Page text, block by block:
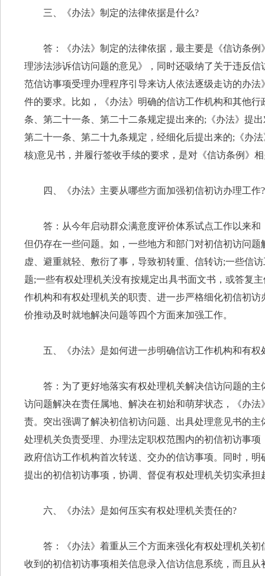
三、《办法》制定的法律依据是什么?
答：《办法》制定的法律依据，最主要是《信访条
理涉法涉诉信访问题的意见》，同时还吸纳了关于违反
范信访事项受理办理程序引导来访人依法逐级走访的办
件的要求。比如，《办法》明确的信访工作机构和其他
条、第二十一条、第二十二条规定提出来的;《办法》提
第二十一条、第二十九条规定，经细化后提出来的;《办
核)意见书，并履行签收手续的要求，是对《信访条例》
四、《办法》主要从哪些方面加强初信初访办理工作?
答：从今年启动群众满意度评价体系试点工作以来
但仍存在一些问题。如，一些地方和部门对初信初访问
虚、避重就轻、敷衍了事，导致初转重、信转访;一些信
题;一些有权处理机关没有按规定出具书面文书，或答复
作机构和有权处理机关的职责、进一步严格细化初信初
价推动及时就地解决问题等四个方面来加强工作。
五、《办法》是如何进一步明确信访工作机构和有权
答：为了更好地落实有权处理机关解决信访问题的
访问题解决在责任属地、解决在初始和萌芽状态，《办
责。突出强调了解决初信初访问题、出具处理意见书的
处理机关负责受理、办理法定职权范围内的初信初访事
政府信访工作机构首次转送、交办的信访事项。同时，
提出的初信初访事项，协调、督促有权处理机关切实承
六、《办法》是如何压实有权处理机关责任的?
答：《办法》着重从三个方面来强化有权处理机关
收到的初信初访事项相关信息录入信访信息系统，而且